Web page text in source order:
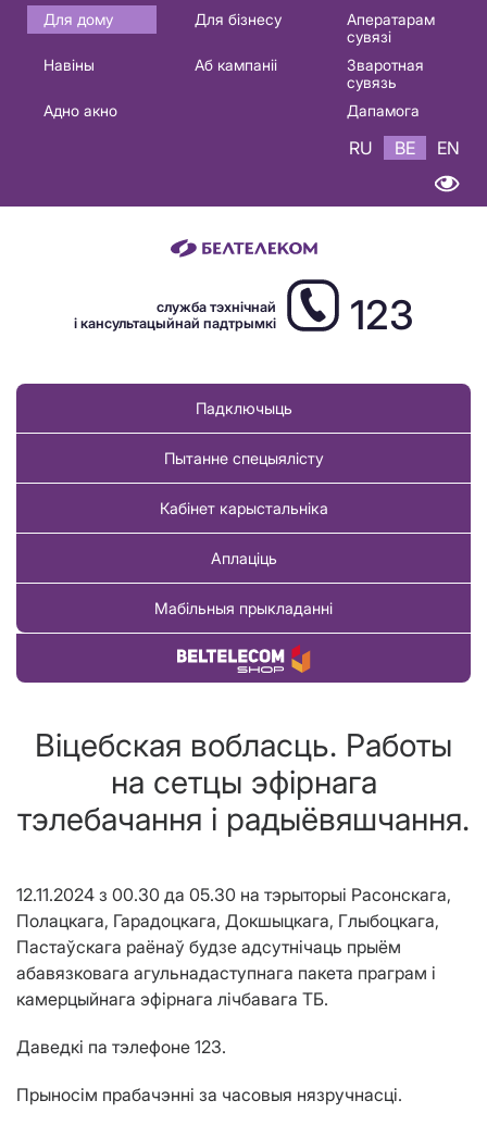
Основная
навигация
Для дому Для бізнесу
Аператарам
сувязі
Навіны
Аб кампаніі
Зваротная
сувязь
Адно акно
Дапамога
RU BE EN
служба тэхнічнай
і кансультацыйнай падтрымкі
123
Падключыць
Пытанне спецыялісту
Кабінет карыстальніка
Аплаціць
Мабільныя прыкладанні
Купіць тавар
Віцебская вобласць. Работы
на сетцы эфірнага
тэлебачання і радыёвяшчання.
12.11.2024 з 00.30 да 05.30 на тэрыторыі Расонскага,
Полацкага, Гарадоцкага, Докшыцкага, Глыбоцкага,
Пастаўскага раёнаў будзе адсутнічаць прыём
абавязковага агульнадаступнага пакета праграм і
камерцыйнага эфірнага лічбавага ТБ.
Даведкі па тэлефоне 123.
Прыносім прабачэнні за часовыя нязручнасці.